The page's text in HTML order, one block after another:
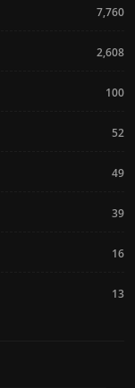
7,760
2,608
100
52
49
39
16
13